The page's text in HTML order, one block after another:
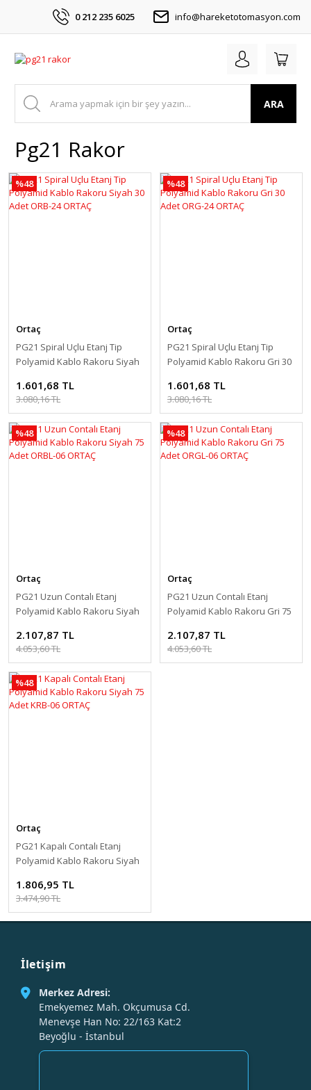
0 212 235 6025 info@hareketotomasyon.com
ARA
Pg21 Rakor
%48
Ortaç
PG21 Spiral Uçlu Etanj Tip
Polyamid Kablo Rakoru Siyah
1.601,68 TL
3.080,16 TL
%48
Ortaç
PG21 Spiral Uçlu Etanj Tip
Polyamid Kablo Rakoru Gri 30
1.601,68 TL
3.080,16 TL
%48
Ortaç
PG21 Uzun Contalı Etanj
Polyamid Kablo Rakoru Siyah
2.107,87 TL
4.053,60 TL
%48
Ortaç
PG21 Uzun Contalı Etanj
Polyamid Kablo Rakoru Gri 75
2.107,87 TL
4.053,60 TL
%48
Ortaç
PG21 Kapalı Contalı Etanj
Polyamid Kablo Rakoru Siyah
1.806,95 TL
3.474,90 TL
İletişim
Merkez Adresi:
Emekyemez Mah. Okçumusa Cd.
Menevşe Han No: 22/163 Kat:2
Beyoğlu - İstanbul